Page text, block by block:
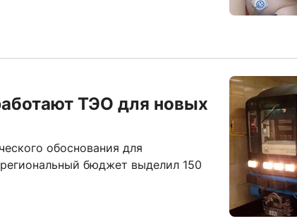
ТЭО для новых
обоснования для
бюджет выделил 150